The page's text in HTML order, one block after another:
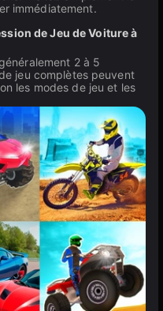
immédiatement.
de Jeu de Voiture à
2 à 5
jeu complètes peuvent
les modes de jeu et les